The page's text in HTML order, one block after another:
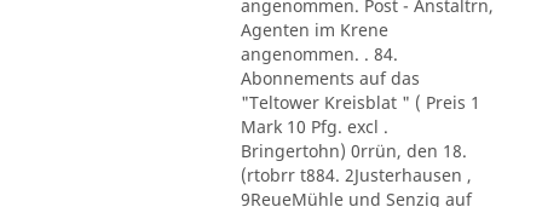
angenommen. Post - Anstaltrn,
Agenten im Krene
angenommen. . 84.
Abonnements auf das
"Teltower Kreisblat " ( Preis 1
Mark 10 Pfg. excl .
Bringertohn) 0rrün, den 18.
(rtobrr t884. 2Justerhausen ,
9ReueMühle und Senzig auf